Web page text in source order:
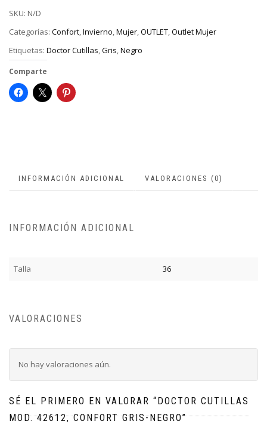
SKU: N/D
Categorías: Confort,Invierno,Mujer,OUTLET,Outlet Mujer
Etiquetas: Doctor Cutillas,Gris,Negro
Comparte
INFORMACIÓN ADICIONAL VALORACIONES (0)
INFORMACIÓN ADICIONAL
Talla 36
VALORACIONES
No hay valoraciones aún.
SÉ EL PRIMERO EN VALORAR “DOCTOR CUTILLAS
MOD. 42612, CONFORT GRIS-NEGRO”